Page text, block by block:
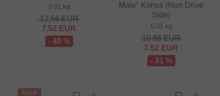
0.01 kg
12.56EUR
7.52 EUR
- 40 %
Male" Konus (Non Drive
Side)
0.01 kg
10.88EUR
7.52 EUR
- 31 %
SALE